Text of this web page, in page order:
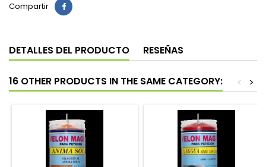
Compartir
DETALLES DEL PRODUCTO RESEÑAS
16 OTHER PRODUCTS IN THE SAME CATEGORY: >
<